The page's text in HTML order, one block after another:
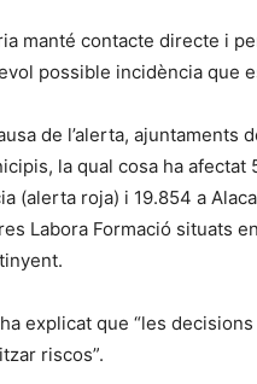
manté contacte directe i
possible incidència que
de l’alerta,
la qual cosa ha
(alerta roja) i 19.854 a
Labora Formació situats
explicat que “les
riscos”.